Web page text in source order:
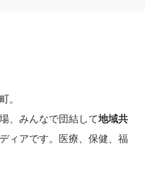
。
、みんなで団結して地域共
ィアです。 医療、保健、福